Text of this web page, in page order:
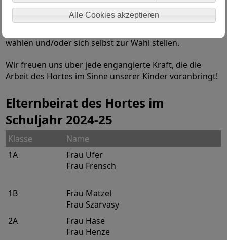
Alle Cookies akzeptieren
Gern können Sie uns als Elternbeiräte direkt für Ihre
Klasse ansprechen. Jedes Jahr können Sie die Vertreter
wählen und/oder sich selbst zur Wahl stellen.
Wir freuen uns über jede engangierte Kraft, die die
Arbeit des Hortes im Sinne unserer Kinder voranbringt!
Elternbeirat des Hortes im
Schuljahr 2024-25
Klasse
Name
1A
Frau Ufer
Frau Frensch
1B
Frau Matzel
Frau Szarvasy
2A
Frau Häse
Frau Henze